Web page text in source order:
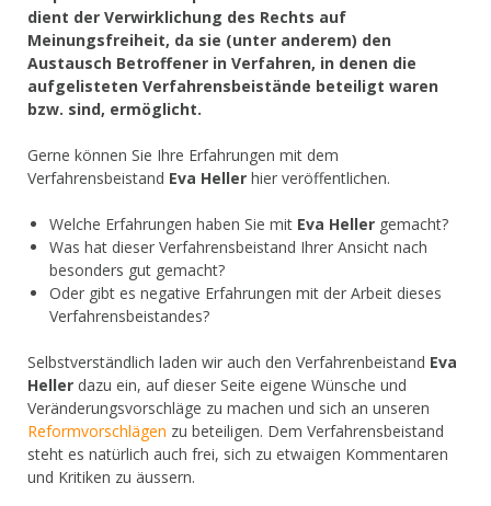
dient der Verwirklichung des Rechts auf
Meinungsfreiheit, da sie (unter anderem) den
Austausch Betroffener in Verfahren, in denen die
aufgelisteten Verfahrensbeistände beteiligt waren
bzw. sind, ermöglicht.
Gerne können Sie Ihre Erfahrungen mit dem
Verfahrensbeistand Eva Heller hier veröffentlichen.
Welche Erfahrungen haben Sie mit Eva Heller gemacht?
Was hat dieser Verfahrensbeistand Ihrer Ansicht nach
besonders gut gemacht?
Oder gibt es negative Erfahrungen mit der Arbeit dieses
Verfahrensbeistandes?
Selbstverständlich laden wir auch den Verfahrenbeistand Eva
Heller dazu ein, auf dieser Seite eigene Wünsche und
Veränderungsvorschläge zu machen und sich an unseren
Reformvorschlägen zu beteiligen. Dem Verfahrensbeistand
steht es natürlich auch frei, sich zu etwaigen Kommentaren
und Kritiken zu äussern.